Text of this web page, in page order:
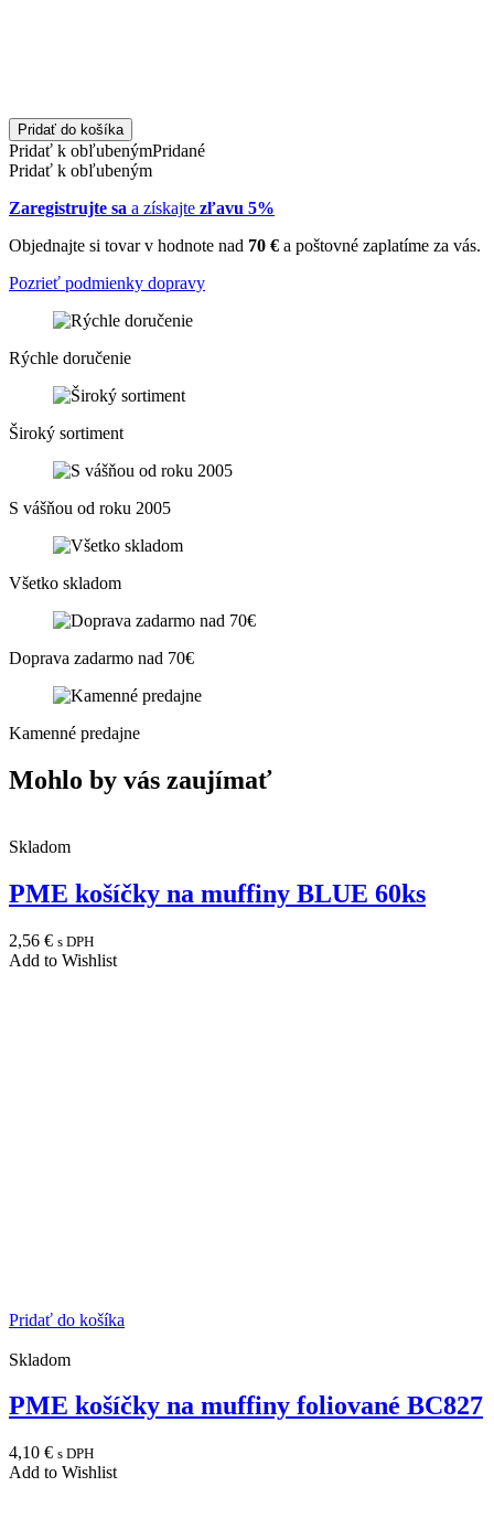
Pridať do košíka
Pridať k obľubenýmPridané
Pridať k obľubeným
Zaregistrujte sa a získajte zľavu 5%
Objednajte si tovar v hodnote nad 70 € a poštovné zaplatíme za vás.
Pozrieť podmienky dopravy
Rýchle doručenie
Široký sortiment
S vášňou od roku 2005
Všetko skladom
Doprava zadarmo nad 70€
Kamenné predajne
Mohlo by vás zaujímať
Skladom
PME košíčky na muffiny BLUE 60ks
2,56 € s DPH
Add to Wishlist
Pridať do košíka
Skladom
PME košíčky na muffiny foliované BC827
4,10 € s DPH
Add to Wishlist